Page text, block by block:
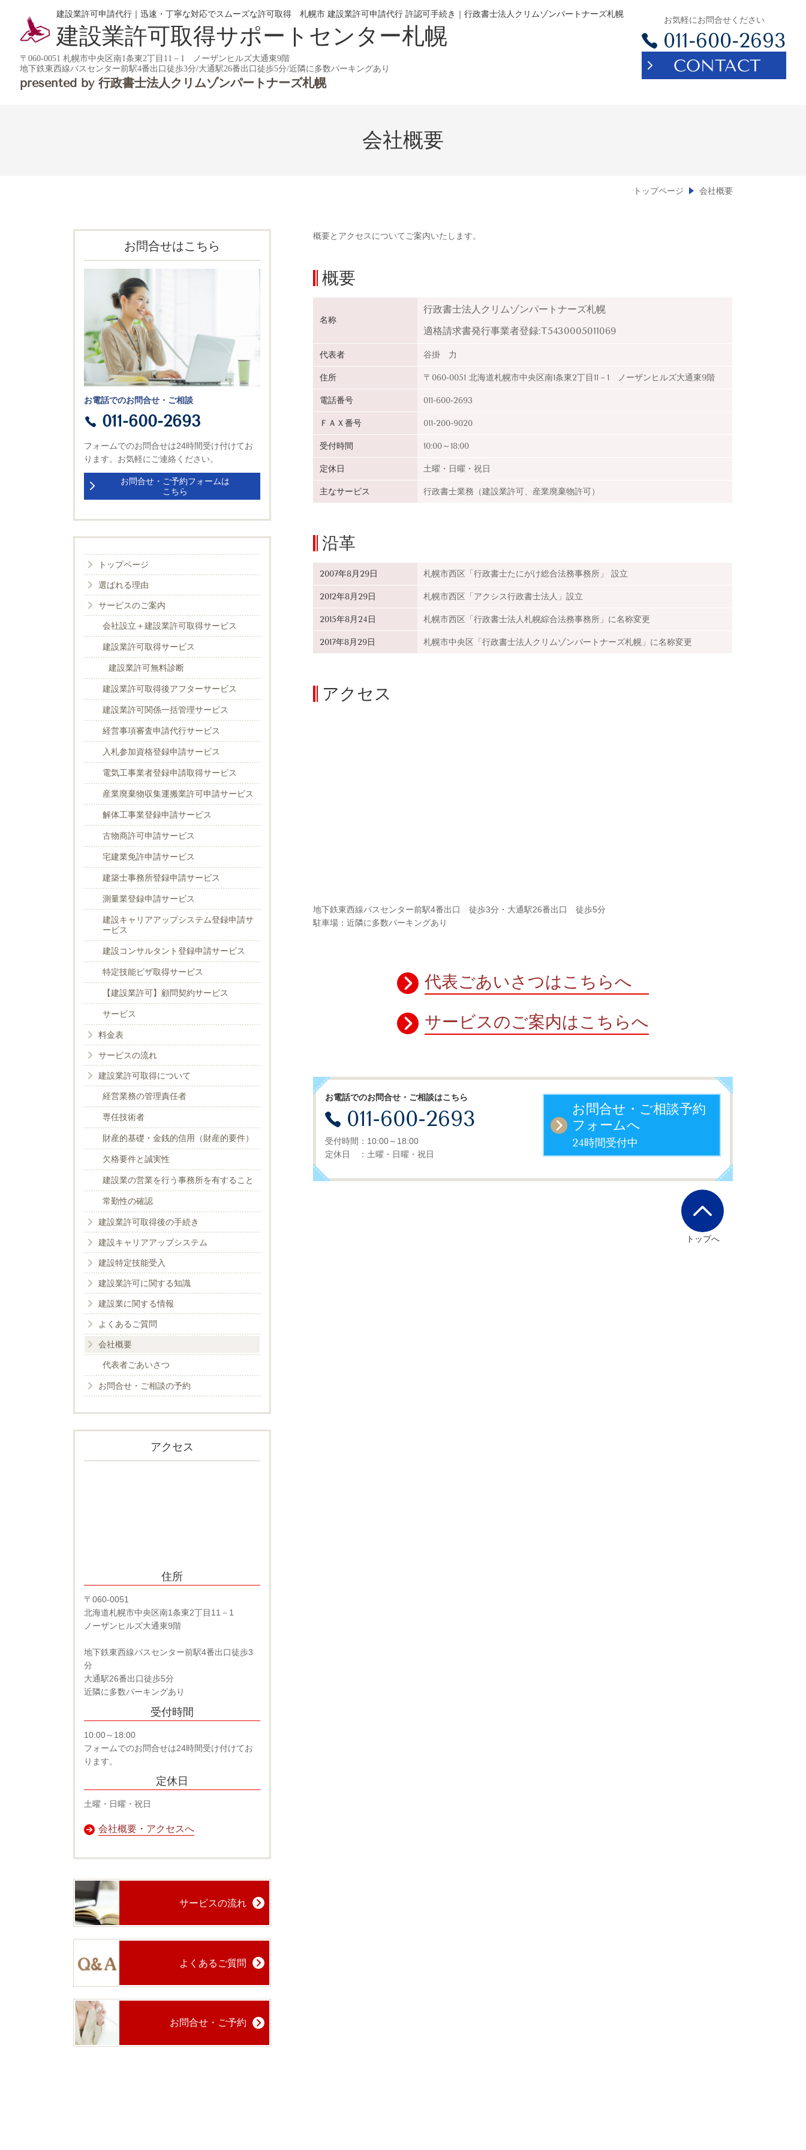
建設業許可申請代行｜迅速・丁寧な対応でスムーズな許可取得 札幌市 建設業許可申請代行 許認可手続き｜行政書士法人クリムゾンパートナーズ札幌
建設業許可取得サポートセンター札幌
〒060-0051 札幌市中央区南1条東2丁目11－1 ノーザンヒルズ大通東9階
地下鉄東西線バスセンター前駅4番出口徒歩3分/大通駅26番出口徒歩5分/近隣に多数パーキングあり
presented by行政書士法人クリムゾンパートナーズ札幌
お気軽にお問合せください
011-600-2693
CONTACT
会社概要
トップページ 会社概要
概要とアクセスについてご案内いたします。
概要
名称
行政書士法人クリムゾンパートナーズ札幌
適格請求書発行事業者登録:T5430005011069
代表者 谷掛 力
住所 〒060-0051 北海道札幌市中央区南1条東2丁目11－1 ノーザンヒルズ大通東9階
電話番号 011-600-2693
ＦＡＸ番号 011-200-9020
受付時間 10:00～18:00
定休日 土曜・日曜・祝日
主なサービス 行政書士業務（建設業許可、産業廃棄物許可）
沿革
2007年8月29日 札幌市西区「行政書士たにがけ総合法務事務所」 設立
2012年8月29日 札幌市西区「アクシス行政書士法人」設立
2015年8月24日 札幌市西区「行政書士法人札幌綜合法務事務所」に名称変更
2017年8月29日 札幌市中央区「行政書士法人クリムゾンパートナーズ札幌」に名称変更
アクセス
地下鉄東西線バスセンター前駅4番出口 徒歩3分・大通駅26番出口 徒歩5分
駐車場：近隣に多数パーキングあり
代表ごあいさつはこちらへ
サービスのご案内はこちらへ
お電話でのお問合せ・ご相談はこちら
011-600-2693
受付時間：10:00～18:00
定休日 ：土曜・日曜・祝日
お問合せ・ご相談予約
フォームへ
24時間受付中
トップへ
お問合せはこちら
お電話でのお問合せ・ご相談
011-600-2693
フォームでのお問合せは24時間受け付けてお
ります。お気軽にご連絡ください。
お問合せ・ご予約フォームは
こちら
トップページ
選ばれる理由
サービスのご案内
会社設立＋建設業許可取得サービス
建設業許可取得サービス
建設業許可無料診断
建設業許可取得後アフターサービス
建設業許可関係一括管理サービス
経営事項審査申請代行サービス
入札参加資格登録申請サービス
電気工事業者登録申請取得サービス
産業廃棄物収集運搬業許可申請サービス
解体工事業登録申請サービス
古物商許可申請サービス
宅建業免許申請サービス
建築士事務所登録申請サービス
測量業登録申請サービス
建設キャリアアップシステム登録申請サ
ービス
建設コンサルタント登録申請サービス
特定技能ビザ取得サービス
【建設業許可】顧問契約サービス
サービス
料金表
サービスの流れ
建設業許可取得について
経営業務の管理責任者
専任技術者
財産的基礎・金銭的信用（財産的要件）
欠格要件と誠実性
建設業の営業を行う事務所を有すること
常勤性の確認
建設業許可取得後の手続き
建設キャリアアップシステム
建設特定技能受入
建設業許可に関する知識
建設業に関する情報
よくあるご質問
会社概要
代表者ごあいさつ
お問合せ・ご相談の予約
アクセス
住所
〒060-0051
北海道札幌市中央区南1条東2丁目11－1
ノーザンヒルズ大通東9階
地下鉄東西線バスセンター前駅4番出口徒歩3
分
大通駅26番出口徒歩5分
近隣に多数パーキングあり
受付時間
10:00～18:00
フォームでのお問合せは24時間受け付けてお
ります。
定休日
土曜・日曜・祝日
会社概要・アクセスへ
サービスの流れ
よくあるご質問
お問合せ・ご予約